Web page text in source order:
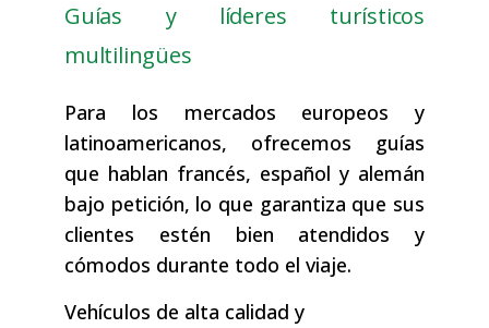
Guías y líderes turísticos
multilingües
Para los mercados europeos y
latinoamericanos, ofrecemos guías
que hablan francés, español y alemán
bajo petición, lo que garantiza que sus
clientes estén bien atendidos y
cómodos durante todo el viaje.
Vehículos de alta calidad y